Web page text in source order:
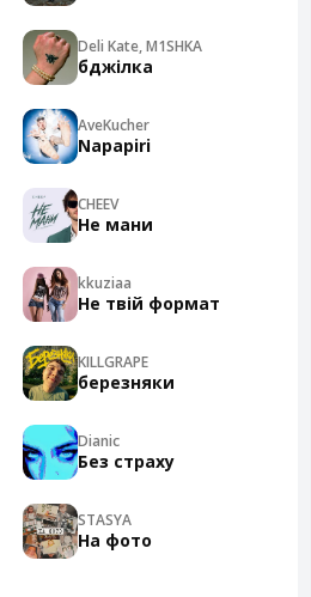
Deli Kate, M1SHKA
бджілка
AveKucher
Napapiri
CHEEV
Не мани
kkuziaa
Не твій формат
KILLGRAPE
березняки
Dianic
Без страху
STASYA
На фото